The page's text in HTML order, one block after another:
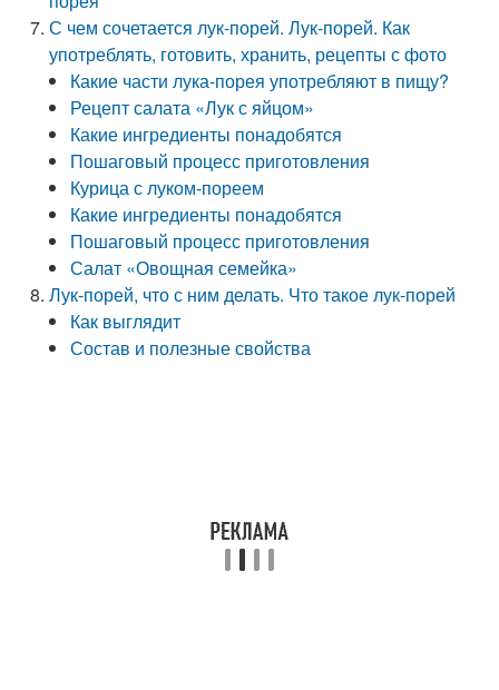
С чем сочетается лук-порей. Лук-порей. Как
употреблять, готовить, хранить, рецепты с фото
Какие части лука-порея употребляют в пищу?
Рецепт салата «Лук с яйцом»
Какие ингредиенты понадобятся
Пошаговый процесс приготовления
Курица с луком-пореем
Какие ингредиенты понадобятся
Пошаговый процесс приготовления
Салат «Овощная семейка»
Лук-порей, что с ним делать. Что такое лук-порей
Как выглядит
Состав и полезные свойства